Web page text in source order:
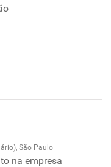
São Paulo
na empresa